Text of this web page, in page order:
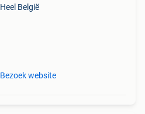
Heel België
Bezoek website